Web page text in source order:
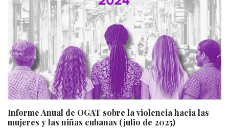
Informe Anual de OGAT sobre la violencia hacia las
mujeres y las niñas cubanas (julio de 2025)